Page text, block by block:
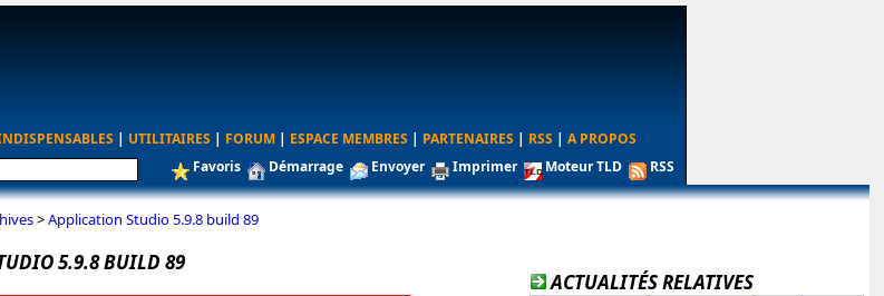
| UTILITAIRES | FORUM | ESPACE MEMBRES | PARTENAIRES | RSS | A PROPOS
Favoris Démarrage Envoyer Imprimer Moteur TLD RSS
>Application Studio 5.9.8 build 89
5.9.8 BUILD 89
ACTUALITÉS RELATIVES